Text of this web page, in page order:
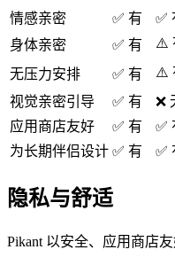
情感亲密
✅ 有
✅
身体亲密
✅ 有 ⚠️
无压力安排 ✅ 有
⚠️
视觉亲密引导
✅ 有
❌
应用商店友好
✅ 有
✅
为长期伴侣设计 ✅ 有 ✅
隐私与舒适
Pikant 以安全、应用商店